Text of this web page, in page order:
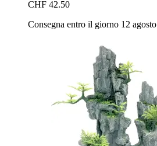
CHF 42.50
Consegna entro il giorno 12 agosto